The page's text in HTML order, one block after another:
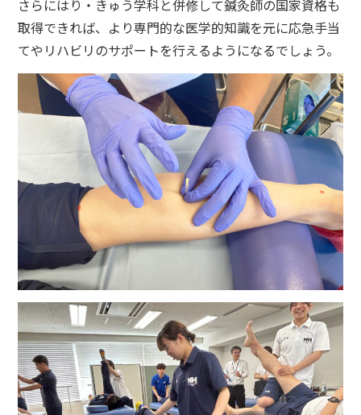
さらにはり・きゅう学科と併修して鍼灸師の国家資格も
取得できれば、より専門的な医学的知識を元に応急手当
てやリハビリのサポートを行えるようになるでしょう。